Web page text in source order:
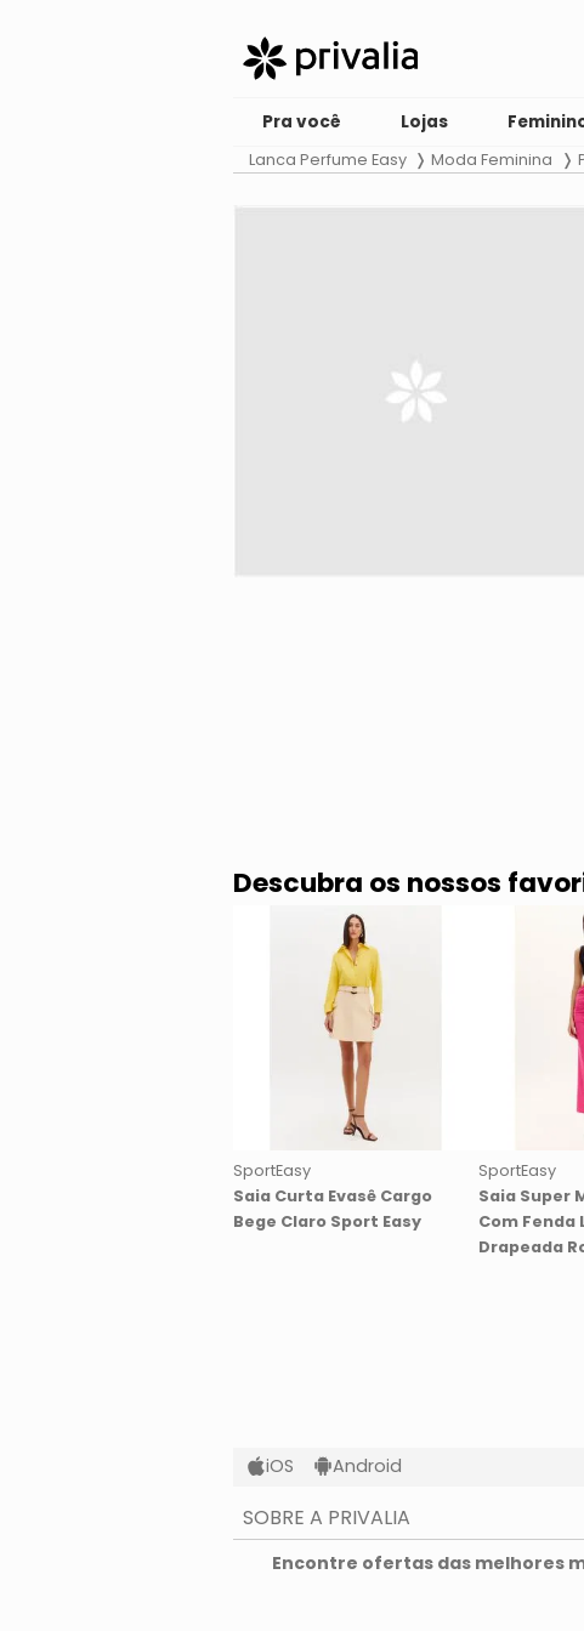
Pra você Lojas
Lanca Perfume Easy Moda Feminina
Descubra os nossos
SportEasy
Saia Curta Evasê Cargo
Bege Claro Sport Easy
SportEasy
Saia Super
Com Fenda
Drapeada
iOS Android
SOBRE A PRIVALIA
O que é a Privalia?
Encontre ofertas das melhores